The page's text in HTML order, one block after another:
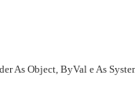
As Object, ByVal e As